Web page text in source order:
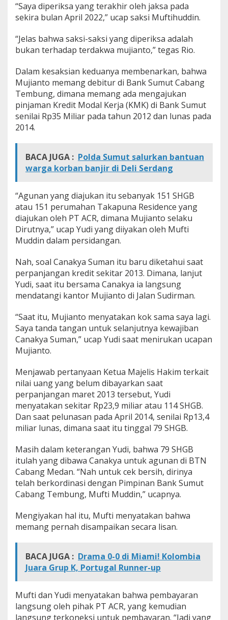
“Saya diperiksa yang terakhir oleh jaksa pada
sekira bulan April 2022,” ucap saksi Muftihuddin.
“Jelas bahwa saksi-saksi yang diperiksa adalah
bukan terhadap terdakwa mujianto,” tegas Rio.
Dalam kesaksian keduanya membenarkan, bahwa
Mujianto memang debitur di Bank Sumut Cabang
Tembung, dimana memang ada mengajukan
pinjaman Kredit Modal Kerja (KMK) di Bank Sumut
senilai Rp35 Miliar pada tahun 2012 dan lunas pada
2014.
BACA JUGA : Polda Sumut salurkan bantuan
warga korban banjir di Deli Serdang
“Agunan yang diajukan itu sebanyak 151 SHGB
atau 151 perumahan Takapuna Residence yang
diajukan oleh PT ACR, dimana Mujianto selaku
Dirutnya,” ucap Yudi yang diiyakan oleh Mufti
Muddin dalam persidangan.
Nah, soal Canakya Suman itu baru diketahui saat
perpanjangan kredit sekitar 2013. Dimana, lanjut
Yudi, saat itu bersama Canakya ia langsung
mendatangi kantor Mujianto di Jalan Sudirman.
“Saat itu, Mujianto menyatakan kok sama saya lagi.
Saya tanda tangan untuk selanjutnya kewajiban
Canakya Suman,” ucap Yudi saat menirukan ucapan
Mujianto.
Menjawab pertanyaan Ketua Majelis Hakim terkait
nilai uang yang belum dibayarkan saat
perpanjangan maret 2013 tersebut, Yudi
menyatakan sekitar Rp23,9 miliar atau 114 SHGB.
Dan saat pelunasan pada April 2014, senilai Rp13,4
miliar lunas, dimana saat itu tinggal 79 SHGB.
Masih dalam keterangan Yudi, bahwa 79 SHGB
itulah yang dibawa Canakya untuk agunan di BTN
Cabang Medan. “Nah untuk cek bersih, dirinya
telah berkordinasi dengan Pimpinan Bank Sumut
Cabang Tembung, Mufti Muddin,” ucapnya.
Mengiyakan hal itu, Mufti menyatakan bahwa
memang pernah disampaikan secara lisan.
BACA JUGA : Drama 0-0 di Miami! Kolombia
Juara Grup K, Portugal Runner-up
Mufti dan Yudi menyatakan bahwa pembayaran
langsung oleh pihak PT ACR, yang kemudian
langsung terkoneksi untuk pembayaran. “Jadi yang